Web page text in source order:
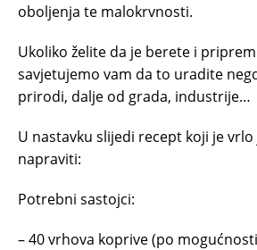
oboljenja te malokrvnosti.
Ukoliko želite da je berete i
savjetujemo vam da to uradite
prirodi, dalje od grada, industrije…
U nastavku slijedi recept koji je
napraviti:
Potrebni sastojci:
– 40 vrhova koprive (po